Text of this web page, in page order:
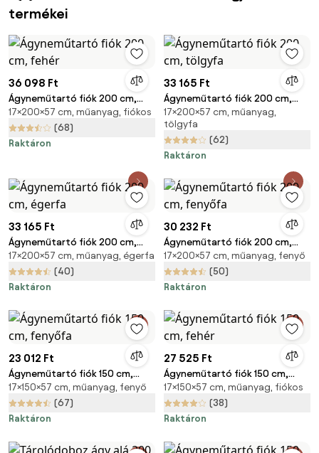
termékei
36 098 Ft
Ágyneműtartó fiók 200 cm,
fehér
17×200×57 cm, műanyag, fiókos
(68)
Raktáron
33 165 Ft
Ágyneműtartó fiók 200 cm,
tölgyfa
17×200×57 cm, műanyag,
tölgyfa
(62)
Raktáron
33 165 Ft
Ágyneműtartó fiók 200 cm,
égerfa
17×200×57 cm, műanyag, égerfa
(40)
Raktáron
30 232 Ft
Ágyneműtartó fiók 200 cm,
fenyőfa
17×200×57 cm, műanyag, fenyő
(50)
Raktáron
23 012 Ft
Ágyneműtartó fiók 150 cm,
fenyőfa
17×150×57 cm, műanyag, fenyő
(67)
Raktáron
27 525 Ft
Ágyneműtartó fiók 150 cm,
fehér
17×150×57 cm, műanyag, fiókos
(38)
Raktáron